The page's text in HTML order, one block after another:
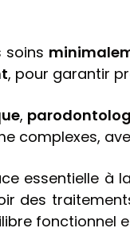
soins
, pour garantir
,
complexes,
essentielle à
des
fonctionnel